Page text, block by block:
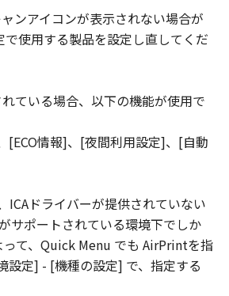
アの全部または一部を、直接ま
出してはなりません。
ンアイコンが表示されない場合が
で使用する製品を設定し直してくだ
ている場合、以下の機能が使用で
[ECO情報]、[夜間利用設定]、[自動
ICAドライバーが提供されていない
サポートされている環境下でしか
て、Quick Menu でも AirPrintを指
設定] - [機種の設定] で、指定する